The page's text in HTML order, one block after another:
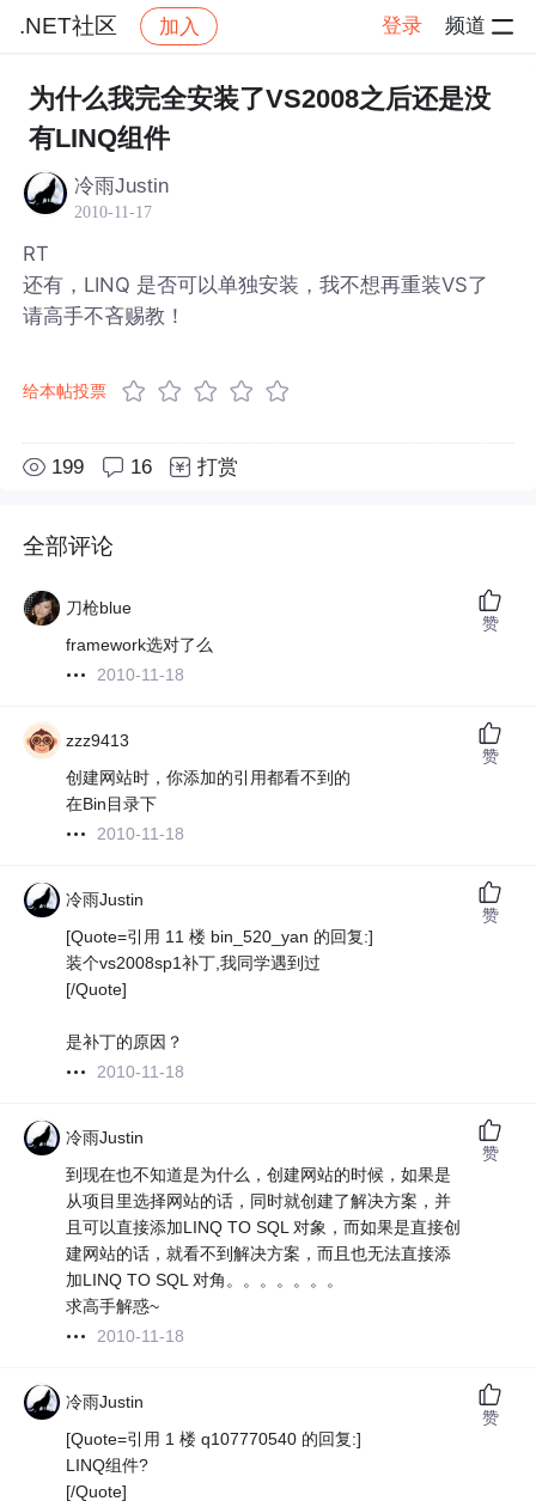
.NET社区 加入 登录 频道
社区 .NET社区 帖子详情
为什么我完全安装了VS2008之后还是没
有LINQ组件
冷雨Justin
2010-11-17
RT
还有，LINQ 是否可以单独安装，我不想再重装VS了
请高手不吝赐教！
给本帖投票
199 16 打赏
全部评论
刀枪blue
framework选对了么
2010-11-18
赞
zzz9413
创建网站时，你添加的引用都看不到的
在Bin目录下
2010-11-18
赞
冷雨Justin
[Quote=引用 11 楼 bin_520_yan 的回复:]
装个vs2008sp1补丁,我同学遇到过
[/Quote]
是补丁的原因？
2010-11-18
赞
冷雨Justin
到现在也不知道是为什么，创建网站的时候，如果是
从项目里选择网站的话，同时就创建了解决方案，并
且可以直接添加LINQ TO SQL 对象，而如果是直接创
建网站的话，就看不到解决方案，而且也无法直接添
加LINQ TO SQL 对角。。。。。。。
求高手解惑~
2010-11-18
赞
冷雨Justin
[Quote=引用 1 楼 q107770540 的回复:]
LINQ组件?
[/Quote]
赞